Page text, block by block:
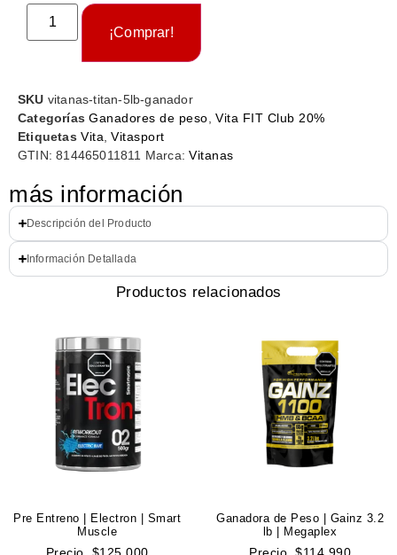
¡Comprar!
SKU vitanas-titan-5lb-ganador
Categorías Ganadores de peso ,Vita FIT Club 20%
Etiquetas Vita ,Vitasport
GTIN:814465011811 Marca:Vitanas
más información
Descripción del Producto
Información Detallada
Productos relacionados
Pre Entreno | Electron | Smart
Muscle
Ganadora de Peso | Gainz 3.2
lb | Megaplex